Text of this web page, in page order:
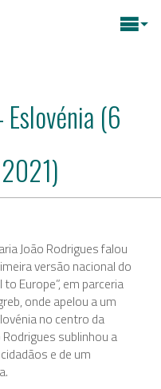
Eslovénia (6
João Rodrigues falou
versão nacional do
Europe”, em parceria
onde apelou a um
no centro da
sublinhou a
e de um